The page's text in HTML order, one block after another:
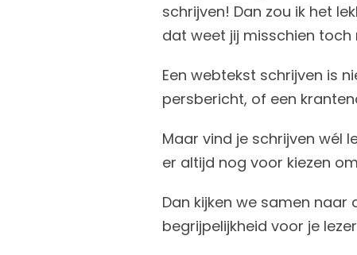
schrijven! Dan zou ik het
dat weet jij misschien
Een webtekst schrijven is
persbericht, of een
Maar vind je schrijven wél
er altijd nog voor kiezen
Dan kijken we samen
begrijpelijkheid voor je